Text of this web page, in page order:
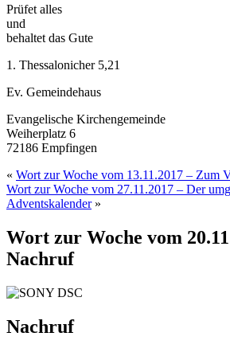
Prüfet alles
und
behaltet das Gute
1. Thessalonicher 5,21
Ev. Gemeindehaus
Evangelische Kirchengemeinde
Weiherplatz 6
72186 Empfingen
« Wort zur Woche vom 13.11.2017 – Zum
Wort zur Woche vom 27.11.2017 – Der
Adventskalender»
Wort zur Woche vom
Nachruf
Nachruf